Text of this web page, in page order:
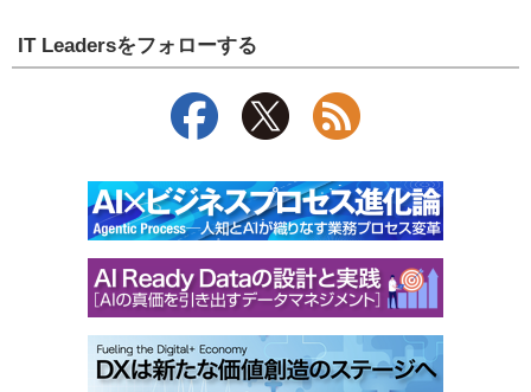
IT Leadersをフォローする